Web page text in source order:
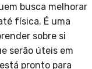
busca melhorar
física. É uma
sobre si
serão úteis em
pronto para